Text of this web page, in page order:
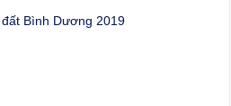
Bình Dương 2019